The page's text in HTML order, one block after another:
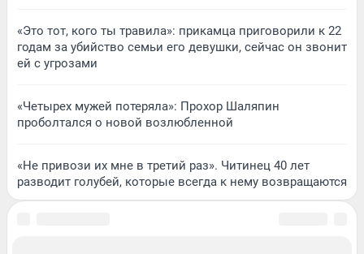
«Это тот, кого ты травила»: прикамца приговорили к 22
годам за убийство семьи его девушки, сейчас он звонит
ей с угрозами
«Четырех мужей потеряла»: Прохор Шаляпин
проболтался о новой возлюбленной
«Не привози их мне в третий раз». Читинец 40 лет
разводит голубей, которые всегда к нему возвращаются